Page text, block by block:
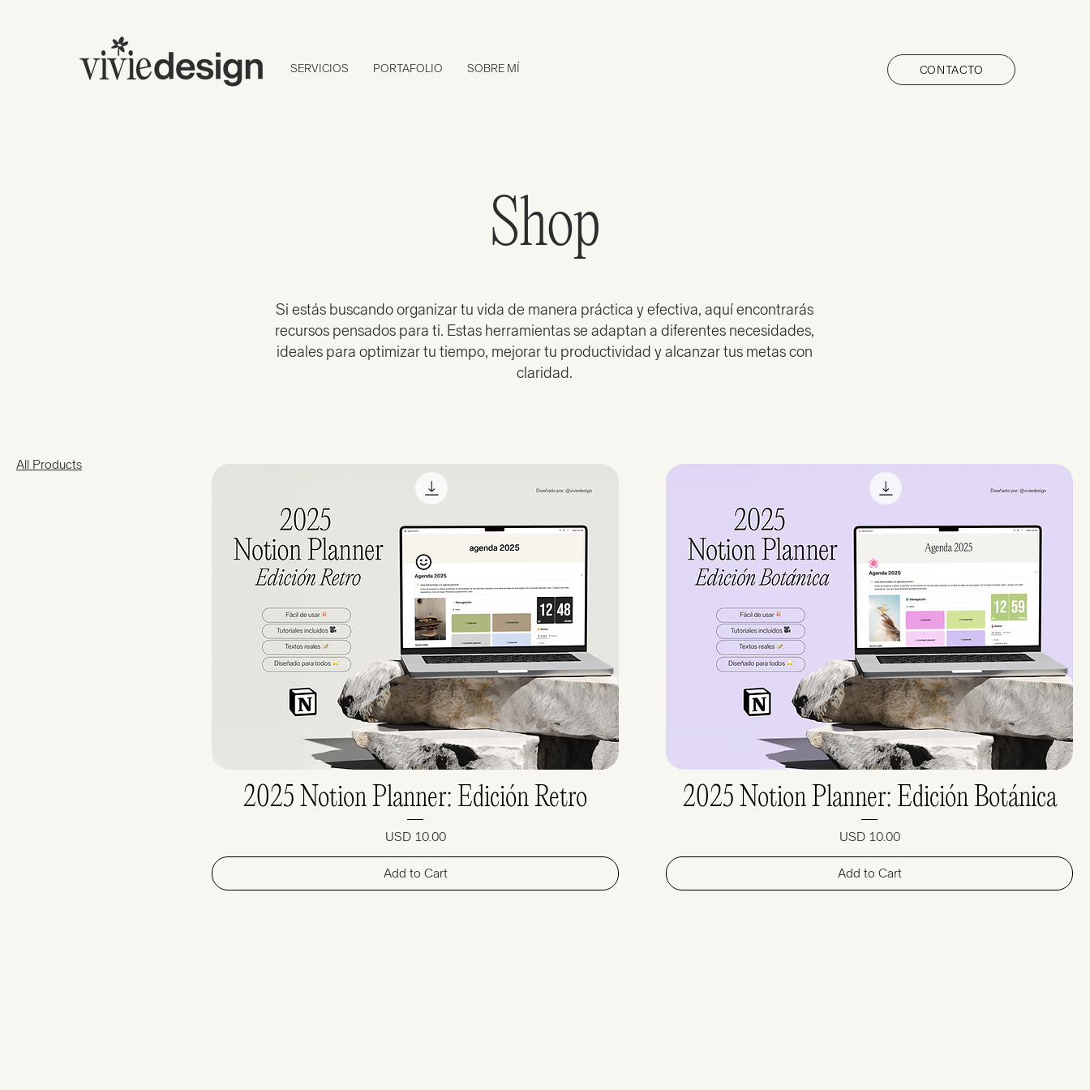
SERVICIOS PORTAFOLIO SOBRE MÍ CONTACTO
Shop
Si estás buscando organizar tu vida de manera práctica y efectiva, aquí encontrarás
recursos pensados para ti. Estas herramientas se adaptan a diferentes necesidades,
ideales para optimizar tu tiempo, mejorar tu productividad y alcanzar tus metas con
claridad.
All Products
2025 Notion Planner: Edición Retro
Price
USD 10.00
Add to Cart
2025 Notion Planner: Edición Botánica
Price
USD 10.00
Add to Cart